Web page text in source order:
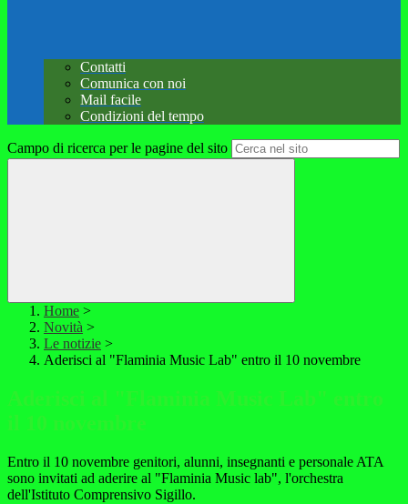
Contatti
Comunica con noi
Mail facile
Condizioni del tempo
Campo di ricerca per le pagine del sito
Home >
Novità >
Le notizie >
Aderisci al "Flaminia Music Lab" entro il 10 novembre
Aderisci al "Flaminia Music Lab" entro
il 10 novembre
Entro il 10 novembre genitori, alunni, insegnanti e personale ATA
sono invitati ad aderire al "Flaminia Music lab", l'orchestra
dell'Istituto Comprensivo Sigillo.